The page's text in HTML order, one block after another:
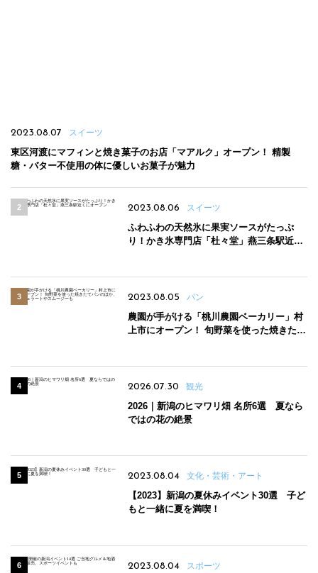
2023.08.07 スイーツ
東区河渡にマフィンと焼き菓子のお店「マアルク」オープン！ 精製
糖・バター不使用の体に優しいお菓子が魅力
2023.08.06 スイーツ
ふわふわの天然氷に果実ソースがたっぷ
り！かき氷専門店「杜々堂」燕三条駅近く
2023.08.05 パン
農園が手がける「桃川農園ベーカリー」村
上市にオープン！ 旬野菜を使った焼きたて
2026.07.30 観光
2026｜新潟のヒマワリ畑 名所6選 夏なら
ではの花の絶景
2023.08.04 文化・芸術・アート
【2023】新潟の夏休みイベント30選 子ど
もと一緒に夏を満喫！
2023.08.04 スポーツ